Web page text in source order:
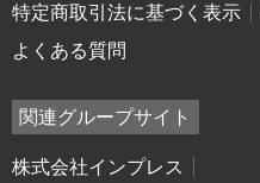
特定商取引法に基づく表示
よくある質問
関連グループサイト
株式会社インプレス